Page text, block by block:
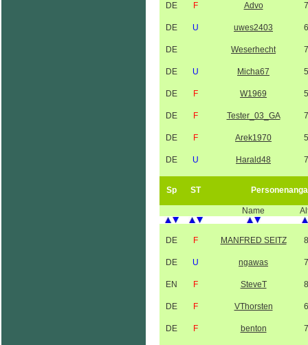
DE F Advo
DE U uwes2403
DE Weserhecht
DE U Micha67
DE F W1969
DE F Tester_03_GA
DE F Arek1970
DE U Harald48
Sp ST
Name
DE F MANFRED SEITZ
DE U ngawas
EN F SteveT
DE F VThorsten
DE F benton